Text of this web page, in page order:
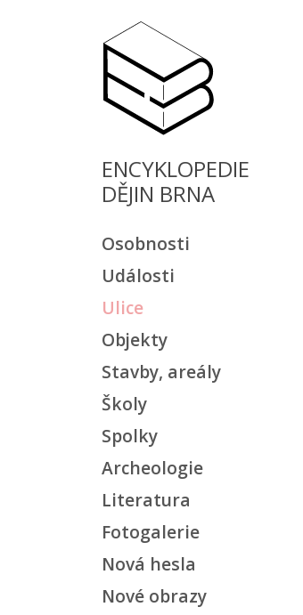
ENCYKLOPEDIE
DĚJIN BRNA
Osobnosti
Události
Ulice
Objekty
Stavby, areály
Školy
Spolky
Archeologie
Literatura
Fotogalerie
Nová hesla
Nové obrazy